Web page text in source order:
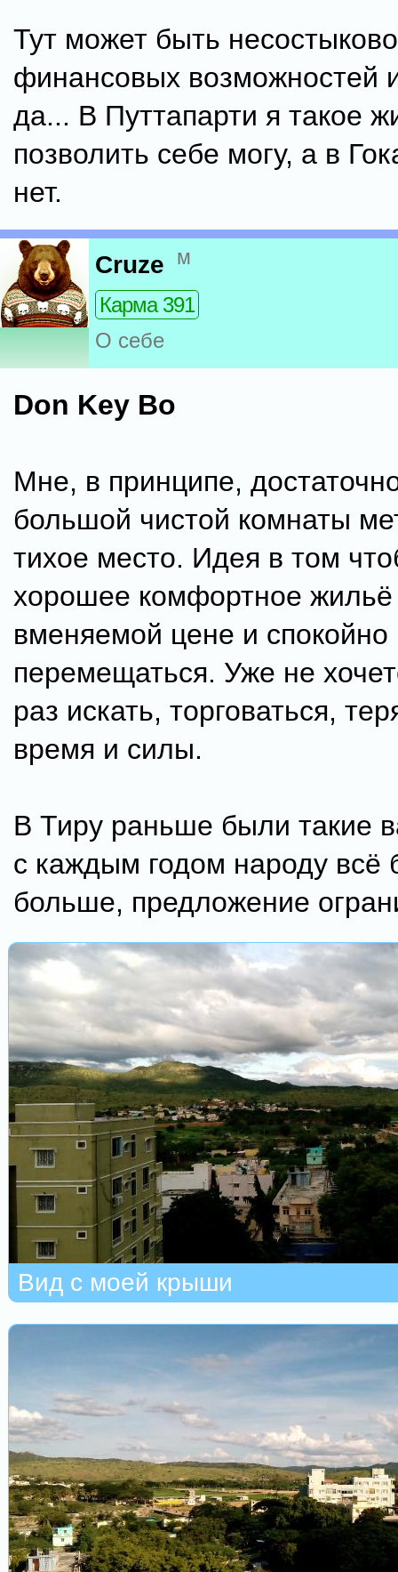
Тут может быть
финансовых возможностей
да... В Путтапарти я такое
позволить себе могу, а в
нет.
Cruze м
Карма 391
О себе
Don Key Bo
Мне, в принципе,
большой чистой комнаты
тихое место. Идея в том
хорошее комфортное жильё
вменяемой цене и спокойно
перемещаться. Уже не
раз искать, торговаться,
время и силы.
В Тиру раньше были такие
с каждым годом народу всё
больше, предложение
Вид с моей крыши